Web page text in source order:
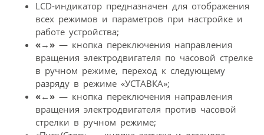
LCD-индикатор предназначен для отображения
всех режимов и параметров при настройке и
работе устройства;
«→ » — кнопка переключения направления
вращения электродвигателя по часовой стрелке
в ручном режиме, переход к следующему
разряду в режиме «УСТАВКА»;
«← » — кнопка переключения направления
вращения электродвигателя против часовой
стрелки в ручном режиме;